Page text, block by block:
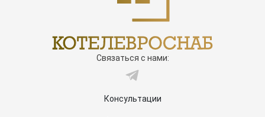
Связаться с нами:
Консультации